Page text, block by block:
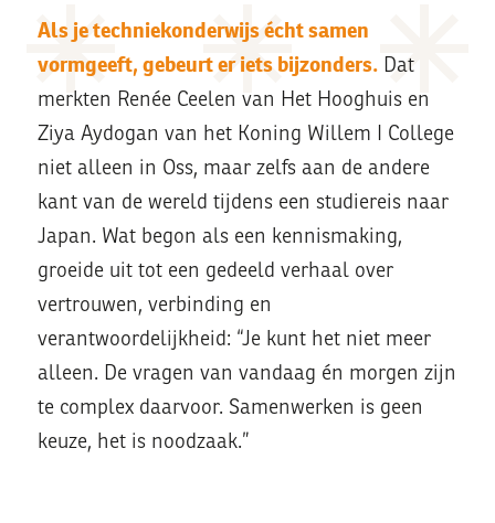
Als je techniekonderwijs écht samen
vormgeeft, gebeurt er iets bijzonders.Dat
merkten Renée Ceelen van Het Hooghuis en
Ziya Aydogan van het Koning Willem I College
niet alleen in Oss, maar zelfs aan de andere
kant van de wereld tijdens een studiereis naar
Japan. Wat begon als een kennismaking,
groeide uit tot een gedeeld verhaal over
vertrouwen, verbinding en
verantwoordelijkheid: “Je kunt het niet meer
alleen. De vragen van vandaag én morgen zijn
te complex daarvoor. Samenwerken is geen
keuze, het is noodzaak.”